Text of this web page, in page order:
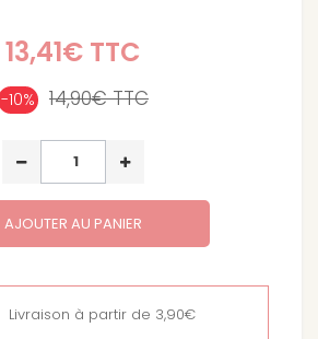
13,41€ TTC
-10% 14,90€TTC
AJOUTER AU PANIER
Livraison à partir de 3,90€